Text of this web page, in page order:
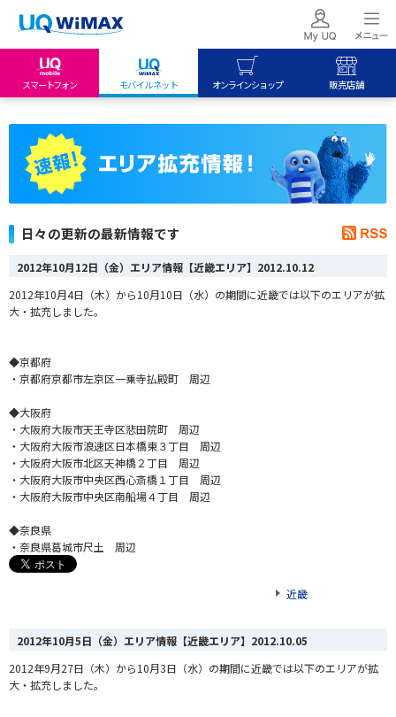
スマートフォン モバイルネット オンラインショップ 販売店舗
My UQ mobile
UQ mobile
UQ WiMAX
UQ WiMAX
日々の更新の最新情報です
2012年10月12日（金）エリア情報【近畿エリア】 2012.10.12
2012年10月4日（木）から10月10日（水）の期間に近畿では以下のエリアが拡
大・拡充しました。
◆京都府
・京都府京都市左京区一乗寺払殿町 周辺
◆大阪府
・大阪府大阪市天王寺区悲田院町 周辺
・大阪府大阪市浪速区日本橋東３丁目 周辺
・大阪府大阪市北区天神橋２丁目 周辺
・大阪府大阪市中央区西心斎橋１丁目 周辺
・大阪府大阪市中央区南船場４丁目 周辺
◆奈良県
・奈良県葛城市尺土 周辺
近畿
2012年10月5日（金）エリア情報【近畿エリア】 2012.10.05
2012年9月27日（木）から10月3日（水）の期間に近畿では以下のエリアが拡
大・拡充しました。